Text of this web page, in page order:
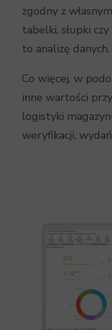
zgodny z
tabelki, słupki
to analizę danych.
Co więcej, w
inne wartości
logistyki
weryfikacji,